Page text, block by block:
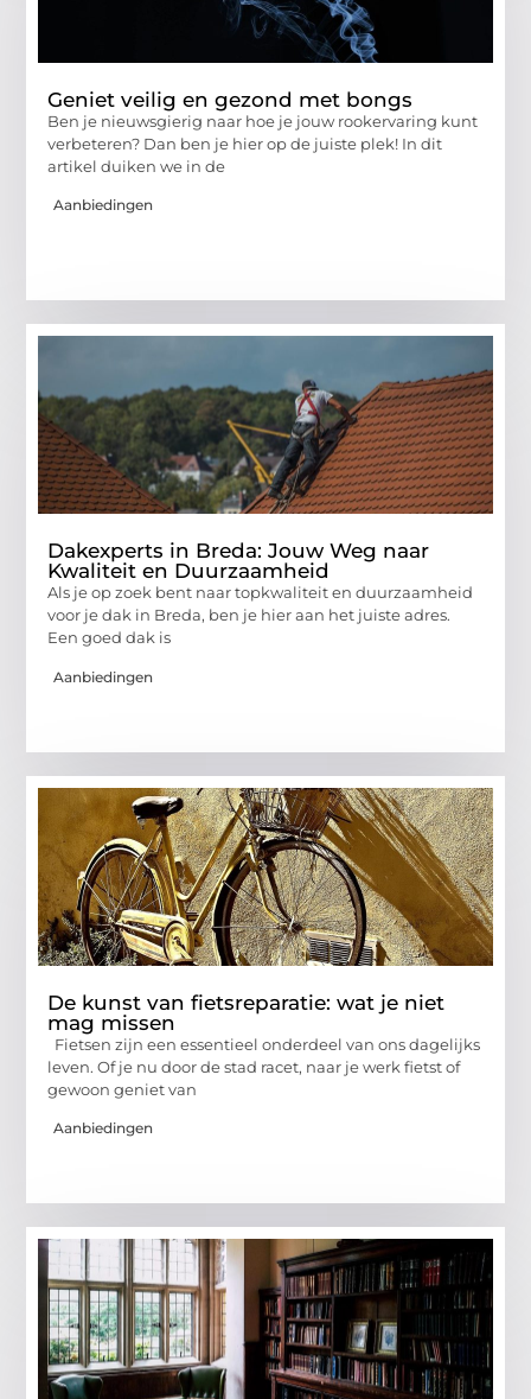
Geniet veilig en gezond met bongs
Ben je nieuwsgierig naar hoe je jouw rookervaring kunt
verbeteren? Dan ben je hier op de juiste plek! In dit
artikel duiken we in de
Aanbiedingen
Dakexperts in Breda: Jouw Weg naar
Kwaliteit en Duurzaamheid
Als je op zoek bent naar topkwaliteit en duurzaamheid
voor je dak in Breda, ben je hier aan het juiste adres.
Een goed dak is
Aanbiedingen
De kunst van fietsreparatie: wat je niet
mag missen
Fietsen zijn een essentieel onderdeel van ons dagelijks
leven. Of je nu door de stad racet, naar je werk fietst of
gewoon geniet van
Aanbiedingen